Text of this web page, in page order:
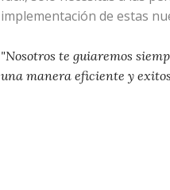
implementación de estas
"Nosotros te guiaremos
una manera eficiente y